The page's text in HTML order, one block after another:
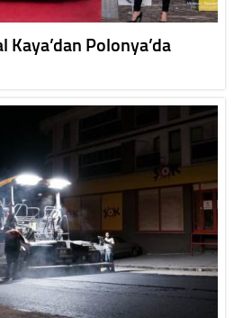
Kaya’dan Polonya’da